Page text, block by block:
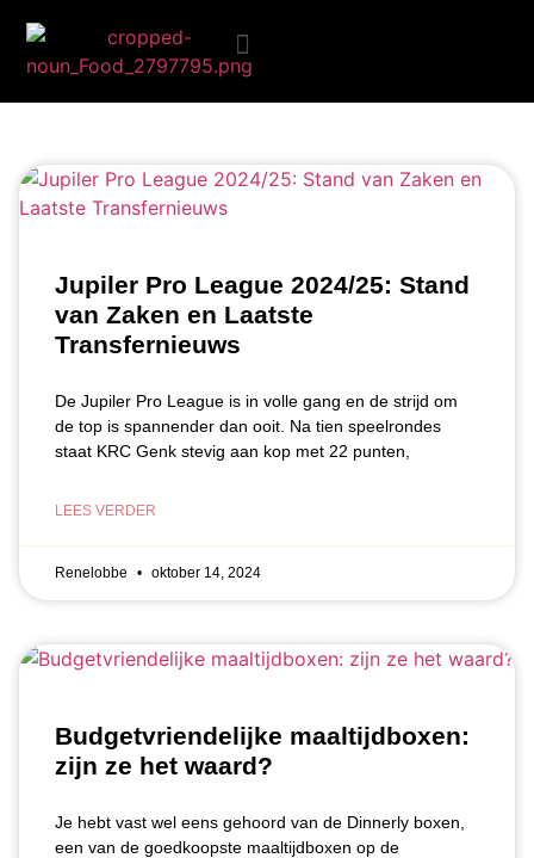
Blog
Jupiler Pro League 2024/25: Stand
van Zaken en Laatste
Transfernieuws
De Jupiler Pro League is in volle gang en de strijd om
de top is spannender dan ooit. Na tien speelrondes
staat KRC Genk stevig aan kop met 22 punten,
LEES VERDER
Renelobbe oktober 14, 2024
Budgetvriendelijke maaltijdboxen:
zijn ze het waard?
Je hebt vast wel eens gehoord van de Dinnerly boxen,
een van de goedkoopste maaltijdboxen op de